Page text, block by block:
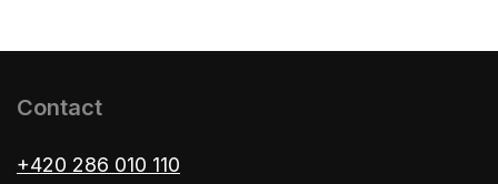
Contact
+420 286 010 110